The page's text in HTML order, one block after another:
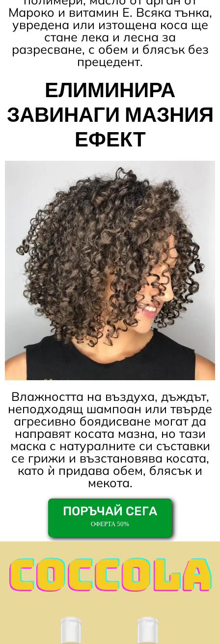
Мароко и витамин Е. Всяка тънка,
увредена или изтощена коса ще
стане лека и лесна за
разресване, с обем и блясък без
прецедент.
ЕЛИМИНИРА
ЗАВИНАГИ МАЗНИЯ
ЕФЕКТ
Влажността на въздуха, дъждът,
неподходящ шампоан или твърде
агресивно боядисване могат да
направят косата мазна, но тази
маска с натуралните си съставки
се грижи и възстановява косата,
като ѝ придава обем, блясък и
мекота.
ПОРЪЧАЙ СЕГА
ОФЕРТА 50%